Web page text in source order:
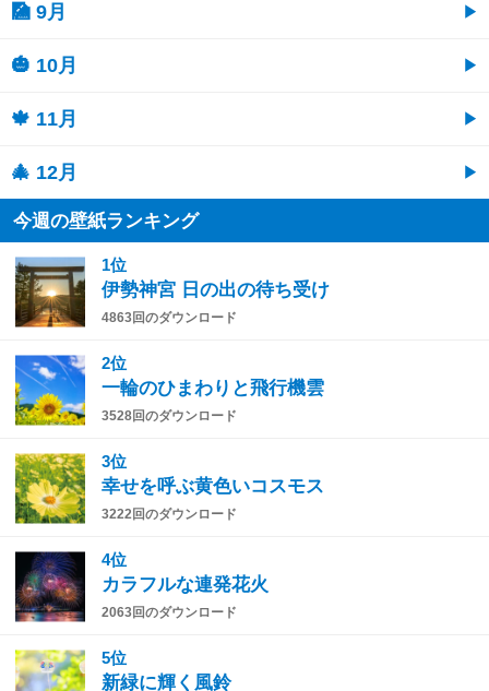
🎑 9月
🎃 10月
🍁 11月
🎄 12月
今週の壁紙ランキング
1位
伊勢神宮 日の出の待ち受け
4863回のダウンロード
2位
一輪のひまわりと飛行機雲
3528回のダウンロード
3位
幸せを呼ぶ黄色いコスモス
3222回のダウンロード
4位
カラフルな連発花火
2063回のダウンロード
5位
新緑に輝く風鈴